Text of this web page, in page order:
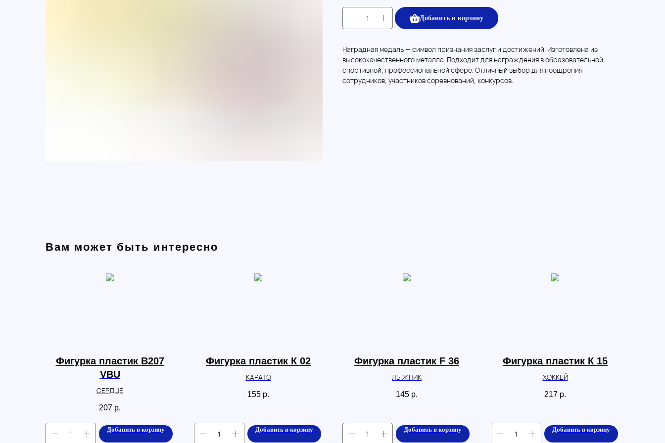
Добавить в корзину
Наградная медаль — символ признания заслуг и достижений. Изготовлена из
высококачественного металла. Подходит для награждения в образовательной,
спортивной, профессиональной сфере. Отличный выбор для поощрения
сотрудников, участников соревнований, конкурсов.
Вам может быть интересно
Фигурка пластик B207
VBU
СЕРДЦЕ
207 р.
Добавить в корзину
Фигурка пластик К 02
КАРАТЭ
155 р.
Добавить в корзину
Фигурка пластик F 36
ЛЫЖНИК
145 р.
Добавить в корзину
Фигурка пластик К 15
ХОККЕЙ
217 р.
Добавить в корзину